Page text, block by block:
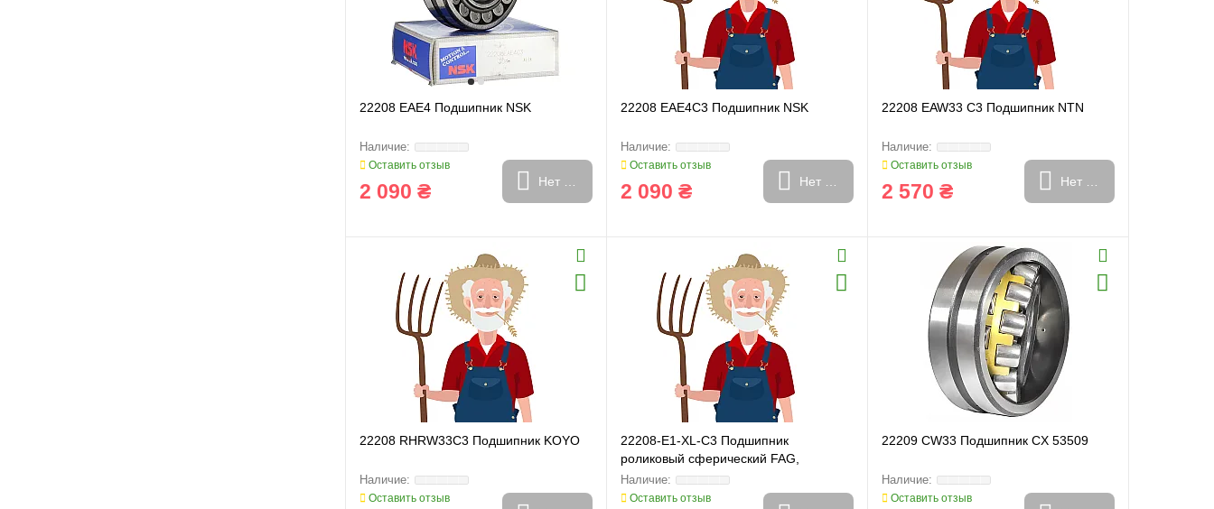
22208 EAE4 Подшипник NSK
Оставить отзыв
2 090 ₴ Нет в наличии
22208 EAE4C3 Подшипник NSK
Оставить отзыв
2 090 ₴ Нет в наличии
22208 EAW33 C3 Подшипник NTN
Оставить отзыв
2 570 ₴ Нет в наличии
22208 RHRW33C3 Подшипник KOYO
Оставить отзыв
22208-E1-XL-C3 Подшипник
роликовый сферический FAG,
238280.2, 80323327
Оставить отзыв
22209 CW33 Подшипник CX 53509
Оставить отзыв